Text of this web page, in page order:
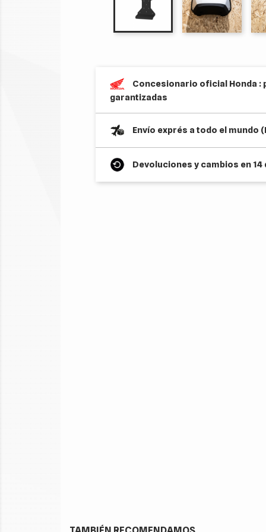
Concesionario oficial Honda :
garantizadas
Envío exprés a todo el mundo
Devoluciones y cambios en 14